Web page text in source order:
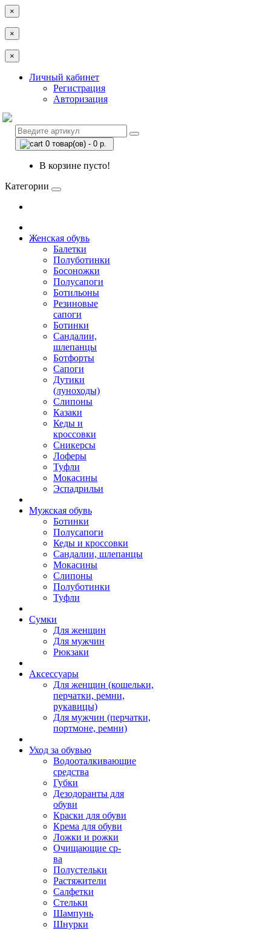
×
×
×
Личный кабинет
Регистрация
Авторизация
0 товар(ов) - 0 р.
В корзине пусто!
Категории
Женская обувь
Балетки
Полуботинки
Босоножки
Полусапоги
Ботильоны
Резиновые
сапоги
Ботинки
Сандалии,
шлепанцы
Ботфорты
Сапоги
Дутики
(луноходы)
Слипоны
Казаки
Кеды и
кроссовки
Сникерсы
Лоферы
Туфли
Мокасины
Эспадрильи
Мужская обувь
Ботинки
Полусапоги
Кеды и кроссовки
Сандалии, шлепанцы
Мокасины
Слипоны
Полуботинки
Туфли
Сумки
Для женщин
Для мужчин
Рюкзаки
Аксессуары
Для женщин (кошельки,
перчатки, ремни,
рукавицы)
Для мужчин (перчатки,
портмоне, ремни)
Уход за обувью
Водооталкивающие
средства
Губки
Дезодоранты для
обуви
Краски для обуви
Крема для обуви
Ложки и рожки
Очищающие ср-
ва
Полустельки
Растяжители
Салфетки
Стельки
Шампунь
Шнурки